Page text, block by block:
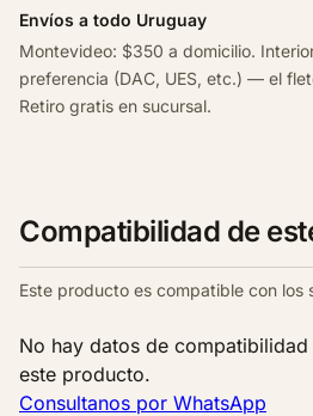
Envíos a todo Uruguay
Montevideo: $350 a domicilio.
preferencia (DAC, UES, etc.) — el
Retiro gratis en sucursal.
Compatibilidad de
Este producto es compatible con los
No hay datos de
este producto.
Consultanos por WhatsApp